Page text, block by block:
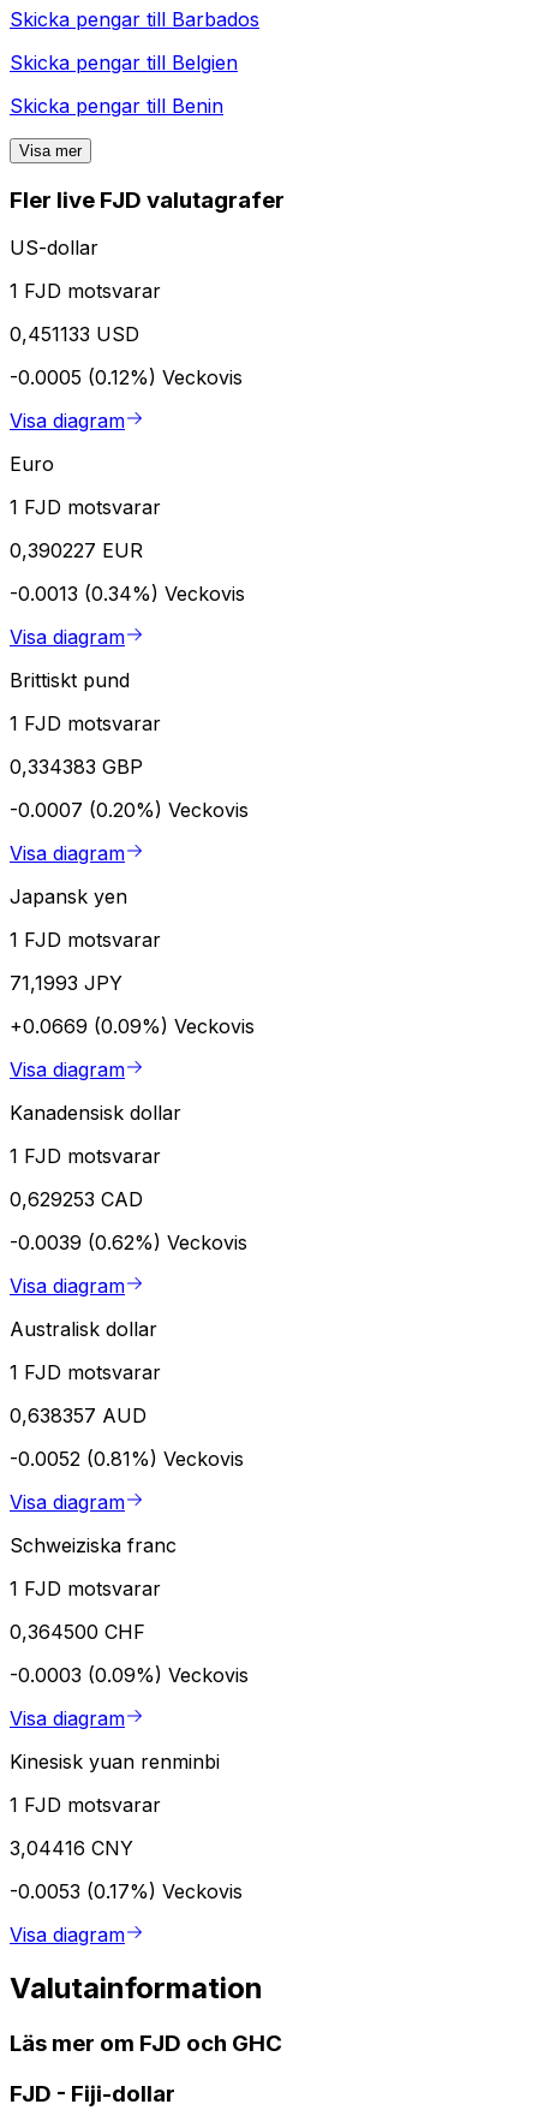
Skicka pengar till Barbados
Skicka pengar till Belgien
Skicka pengar till Benin
Visa mer
Fler live FJD valutagrafer
US-dollar
1 FJD motsvarar
0,451133 USD
-0.0005 (0.12%) Veckovis
Visa diagram
Euro
1 FJD motsvarar
0,390227 EUR
-0.0013 (0.34%) Veckovis
Visa diagram
Brittiskt pund
1 FJD motsvarar
0,334383 GBP
-0.0007 (0.20%) Veckovis
Visa diagram
Japansk yen
1 FJD motsvarar
71,1993 JPY
+0.0669 (0.09%) Veckovis
Visa diagram
Kanadensisk dollar
1 FJD motsvarar
0,629253 CAD
-0.0039 (0.62%) Veckovis
Visa diagram
Australisk dollar
1 FJD motsvarar
0,638357 AUD
-0.0052 (0.81%) Veckovis
Visa diagram
Schweiziska franc
1 FJD motsvarar
0,364500 CHF
-0.0003 (0.09%) Veckovis
Visa diagram
Kinesisk yuan renminbi
1 FJD motsvarar
3,04416 CNY
-0.0053 (0.17%) Veckovis
Visa diagram
Valutainformation
Läs mer om FJD och GHC
FJD - Fiji-dollar